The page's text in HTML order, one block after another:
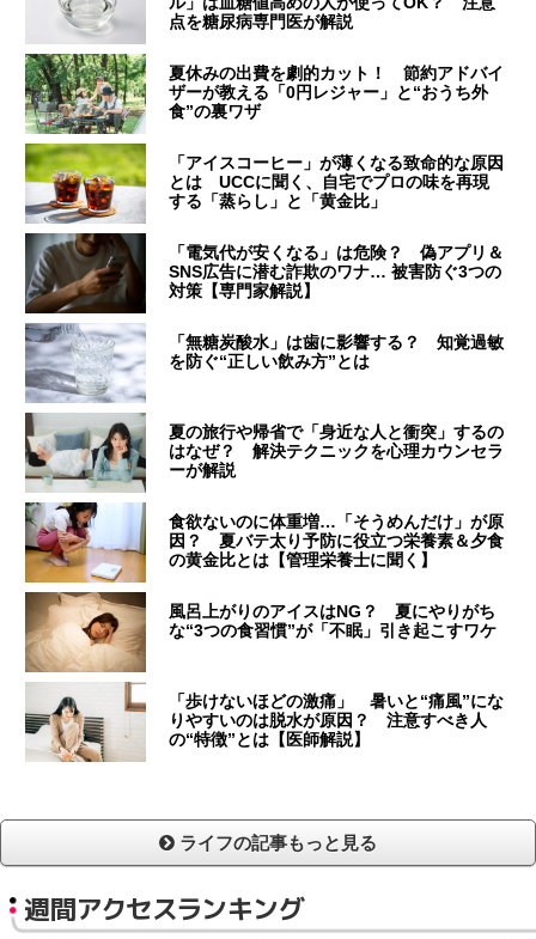
点を糖尿病専門医が解説
夏休みの出費を劇的カット！ 節約アドバイ
ザーが教える「0円レジャー」と“おうち外
食”の裏ワザ
「アイスコーヒー」が薄くなる致命的な原因
とは UCCに聞く、自宅でプロの味を再現
する「蒸らし」と「黄金比」
「電気代が安くなる」は危険？ 偽アプリ＆
SNS広告に潜む詐欺のワナ… 被害防ぐ3つの
対策【専門家解説】
「無糖炭酸水」は歯に影響する？ 知覚過敏
を防ぐ“正しい飲み方”とは
夏の旅行や帰省で「身近な人と衝突」するの
はなぜ？ 解決テクニックを心理カウンセラ
ーが解説
食欲ないのに体重増…「そうめんだけ」が原
因？ 夏バテ太り予防に役立つ栄養素＆夕食
の黄金比とは【管理栄養士に聞く】
風呂上がりのアイスはNG？ 夏にやりがち
な“3つの食習慣”が「不眠」引き起こすワケ
「歩けないほどの激痛」 暑いと“痛風”にな
りやすいのは脱水が原因？ 注意すべき人
の“特徴”とは【医師解説】
ライフの記事もっと見る
週間アクセスランキング